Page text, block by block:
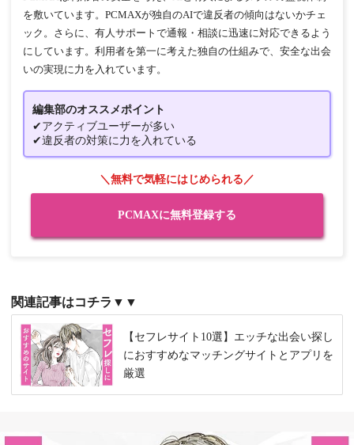
を敷いています。PCMAXが独自のAIで違反者の傾向はないかチェ
ック。さらに、有人サポートで通報・相談に迅速に対応できるよう
にしています。利用者を第一に考えた独自の仕組みで、安全な出会
いの実現に力を入れています。
編集部のオススメポイント
✔アクティブユーザーが多い
✔違反者の対策に力を入れている
＼無料で気軽にはじめられる／
PCMAXに無料登録する
関連記事はコチラ▼▼
【セフレサイト10選】エッチな出会い探し
におすすめなマッチングサイトとアプリを
厳選